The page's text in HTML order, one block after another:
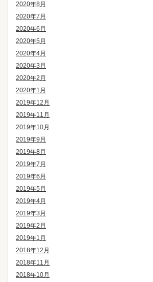
2020年8月
2020年7月
2020年6月
2020年5月
2020年4月
2020年3月
2020年2月
2020年1月
2019年12月
2019年11月
2019年10月
2019年9月
2019年8月
2019年7月
2019年6月
2019年5月
2019年4月
2019年3月
2019年2月
2019年1月
2018年12月
2018年11月
2018年10月